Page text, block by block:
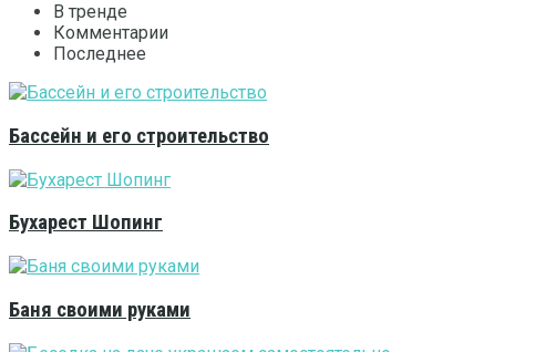
В тренде
Комментарии
Последнее
Бассейн и его строительство
Бухарест Шопинг
Баня своими руками